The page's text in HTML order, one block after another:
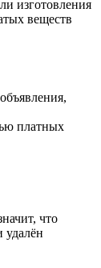
изготовления
веществ
платных
что
удалён